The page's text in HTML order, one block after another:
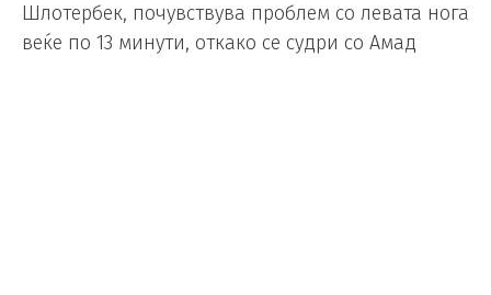
Шлотербек, почувствува проблем со левата нога
веќе по 13 минути, откако се судри со Амад